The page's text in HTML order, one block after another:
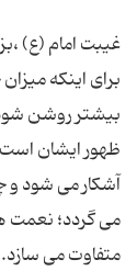
برای اینکه
بیشتر روشن
ظهور ایشان است
آشکار می شود و
می گردد؛ نعمت
متفاوت می